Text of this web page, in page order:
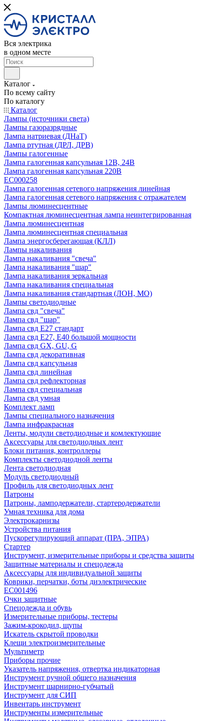
Вся электрика
в одном месте
Каталог
По всему сайту
По каталогу
Каталог
Лампы (источники света)
Лампы газоразрядные
Лампа натриевая (ДНаТ)
Лампа ртутная (ДРЛ, ДРВ)
Лампы галогенные
Лампа галогенная капсульная 12В, 24В
Лампа галогенная капсульная 220В
EC000258
Лампа галогенная сетевого напряжения линейная
Лампа галогенная сетевого напряжения с отражателем
Лампы люминесцентные
Компактная люминесцентная лампа неинтегрированная
Лампа люминесцентная
Лампа люминесцентная специальная
Лампа энергосберегающая (КЛЛ)
Лампы накаливания
Лампа накаливания "свеча"
Лампа накаливания "шар"
Лампа накаливания зеркальная
Лампа накаливания специальная
Лампа накаливания стандартная (ЛОН, МО)
Лампы светодиодные
Лампа свд "свеча"
Лампа свд "шар"
Лампа свд E27 стандарт
Лампа свд E27, Е40 большой мощности
Лампа свд GX, GU, G
Лампа свд декоративная
Лампа свд капсульная
Лампа свд линейная
Лампа свд рефлекторная
Лампа свд специальная
Лампа свд умная
Комплект ламп
Лампы специального назначения
Лампа инфракрасная
Ленты, модули светодиодные и комлектующие
Аксессуары для светодиодных лент
Блоки питания, контроллеры
Комплекты светодиодной ленты
Лента светодиодная
Модуль светодиодный
Профиль для светодиодных лент
Патроны
Патроны, ламподержатели, стартеродержатели
Умная техника для дома
Электрокарнизы
Устройства питания
Пускорегулирующий аппарат (ПРА, ЭПРА)
Стартер
Инструмент, измерительные приборы и средства защиты
Защитные материалы и спецодежда
Аксессуары для индивидуальной защиты
Коврики, перчатки, боты диэлектрические
EC001496
Очки защитные
Спецодежда и обувь
Измерительные приборы, тестеры
Зажим-крокодил, щупы
Искатель скрытой проводки
Клещи электроизмерительные
Мультиметр
Приборы прочие
Указатель напряжения, отвертка индикаторная
Инструмент ручной общего назначения
Инструмент шарнирно-губчатый
Инструмент для СИП
Инвентарь инструмент
Инструменты измерительные